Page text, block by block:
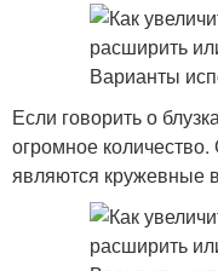
Если говорить о
огромное
являются кружевные